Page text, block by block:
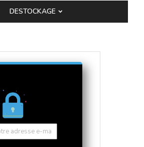
DESTOCKAGE